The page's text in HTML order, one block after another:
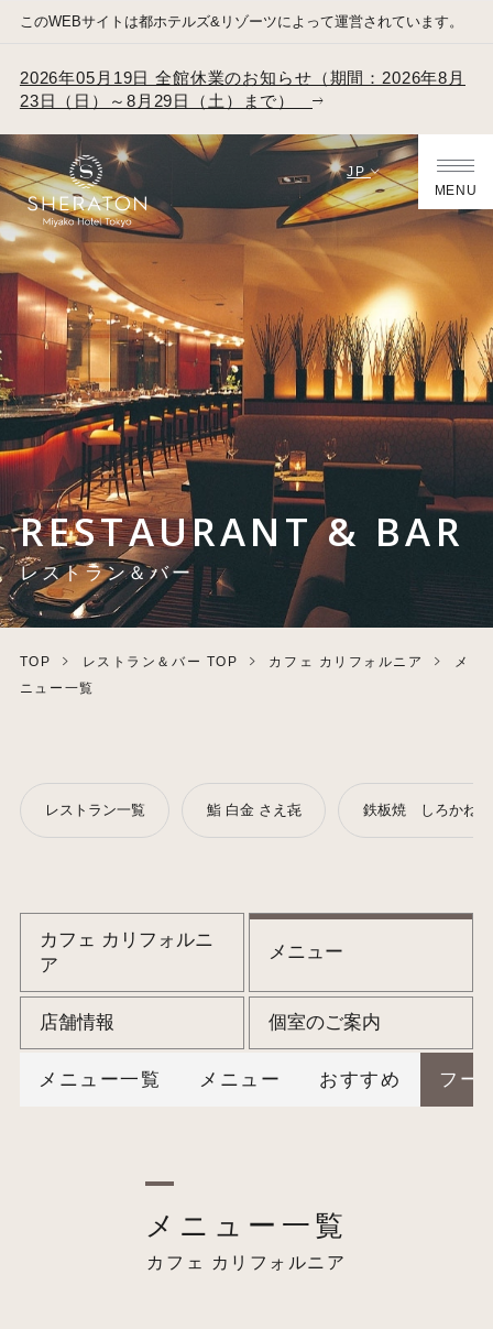
JP
MENU
RESTAURANT & BAR
レストラン＆バー
このWEBサイトは都ホテルズ&リゾーツによって運営されています。
2026年05月19日 全館休業のお知らせ（期間：2026年8月
23日（日）～8月29日（土）まで）
TOP レストラン＆バー TOP カフェ カリフォルニア
メ
ニュー一覧
レストラン一覧 鮨 白金 さえ㐂 鉄板焼 しろかね
カフェ カリフォルニ
ア
メニュー
店舗情報 個室のご案内
メニュー一覧 メニュー おすすめ フー
メニュー一覧
カフェ カリフォルニア